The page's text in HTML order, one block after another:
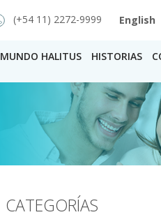
(+54 11) 2272-9999 English
MUNDO HALITUS HISTORIAS
CATEGORÍAS